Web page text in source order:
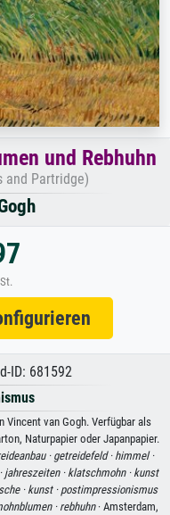
und Rebhuhn
and Partridge)
ID: 681592
Vincent van Gogh. Verfügbar als
Naturpapier oder Japanpapier.
·getreidefeld · himmel ·
jahreszeiten · klatschmohn · kunst
·kunst · postimpressionismus
· rebhuhn· Amsterdam,